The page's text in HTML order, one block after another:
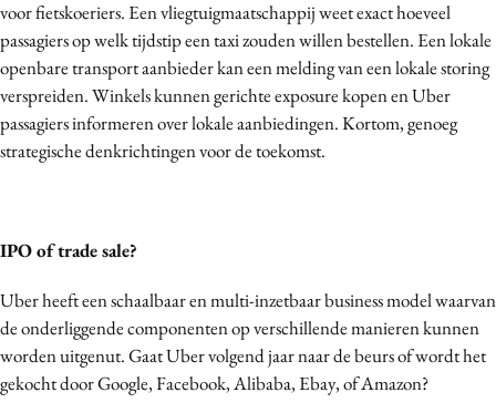
voor fietskoeriers. Een vliegtuigmaatschappij weet exact hoeveel
passagiers op welk tijdstip een taxi zouden willen bestellen. Een lokale
openbare transport aanbieder kan een melding van een lokale storing
verspreiden. Winkels kunnen gerichte exposure kopen en Uber
passagiers informeren over lokale aanbiedingen. Kortom, genoeg
strategische denkrichtingen voor de toekomst.
IPO of trade sale?
Uber heeft een schaalbaar en multi-inzetbaar business model waarvan
de onderliggende componenten op verschillende manieren kunnen
worden uitgenut. Gaat Uber volgend jaar naar de beurs of wordt het
gekocht door Google, Facebook, Alibaba, Ebay, of Amazon?